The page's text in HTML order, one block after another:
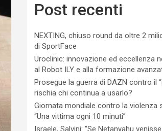
Post recenti
NEXTING, chiuso round da oltre 2
di SportFace
Uroclinic: innovazione ed eccellenza
al Robot ILY e alla formazione
Prosegue la guerra di DAZN contro il
rischia chi continua a usarlo?
Giornata mondiale contro la violenza
“Una vittima ogni 10 minuti”
Israele, Salvini: “Se Netanyahu